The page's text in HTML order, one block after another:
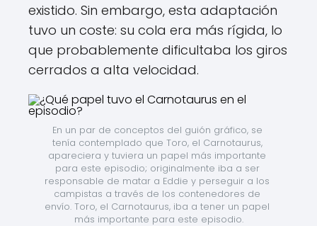
existido. Sin embargo, esta adaptación
tuvo un coste: su cola era más rígida, lo
que probablemente dificultaba los giros
cerrados a alta velocidad.
En un par de conceptos del guión gráfico, se
tenía contemplado que Toro, el Carnotaurus,
apareciera y tuviera un papel más importante
para este episodio; originalmente iba a ser
responsable de matar a Eddie y perseguir a los
campistas a través de los contenedores de
envío. Toro, el Carnotaurus, iba a tener un papel
más importante para este episodio.